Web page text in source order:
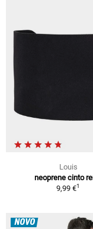
Louis
neoprene cinto
9,99 €1
NOVO